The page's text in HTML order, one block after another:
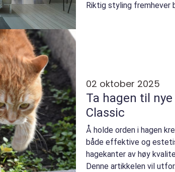
Riktig styling fremhever
02 oktober 2025
Ta hagen til
Classic
Å holde orden i hagen
både effektive og
hagekanter av høy
Denne artikkelen vil